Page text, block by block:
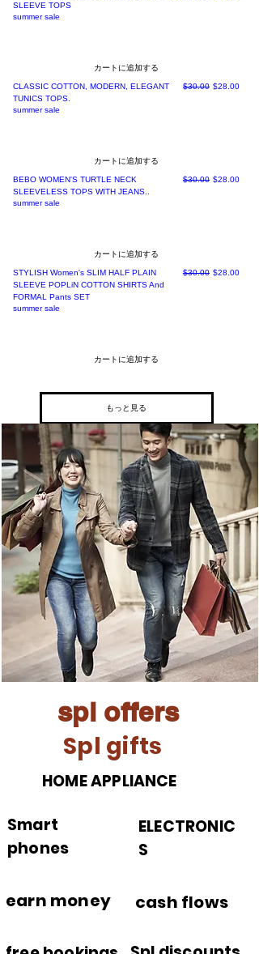
SLEEVE TOPS
summer sale
カートに追加する
CLASSIC COTTON, MODERN, ELEGANT
TUNICS TOPS.
通常価格
$30.00 セール価格
$28.00
summer sale
カートに追加する
BEBO WOMEN'S TURTLE NECK
SLEEVELESS TOPS WITH JEANS..
通常価格
$30.00 セール価格
$28.00
summer sale
カートに追加する
STYLISH Women's SLIM HALF PLAIN
SLEEVE POPLiN COTTON SHIRTS And
FORMAL Pants SET
通常価格
$30.00 セール価格
$28.00
summer sale
カートに追加する
もっと見る
spl offers
Spl gifts
HOME APPLIANCE
Smart
phones
ELECTRONIC
S
earn money cash flows